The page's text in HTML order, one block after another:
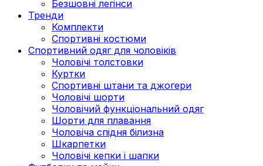
Безшовні легінси
Тренди
Комплекти
Спортивні костюми
Спортивний одяг для чоловіків
Чоловічі толстовки
Куртки
Спортивні штани та джогери
Чоловічі шорти
Чоловічий функціональний одяг
Шорти для плавання
Чоловіча спідня білизна
Шкарпетки
Чоловічі кепки і шапки